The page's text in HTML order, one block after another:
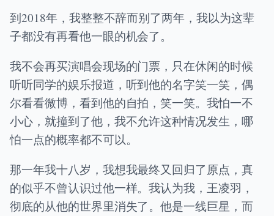
到2018年，我整整不辞而别了两年，我以为这辈
子都没有再看他一眼的机会了。
我不会再买演唱会现场的门票，只在休闲的时候
听听同学的娱乐报道，听到他的名字笑一笑，偶
尔看看微博，看到他的自拍，笑一笑。我怕一不
小心，就撞到了他，我不允许这种情况发生，哪
怕一点的概率都不可以。
那一年我十八岁，我想我最终又回归了原点，真
的似乎不曾认识过他一样。我认为我，王凌羽，
彻底的从他的世界里消失了。他是一线巨星，而